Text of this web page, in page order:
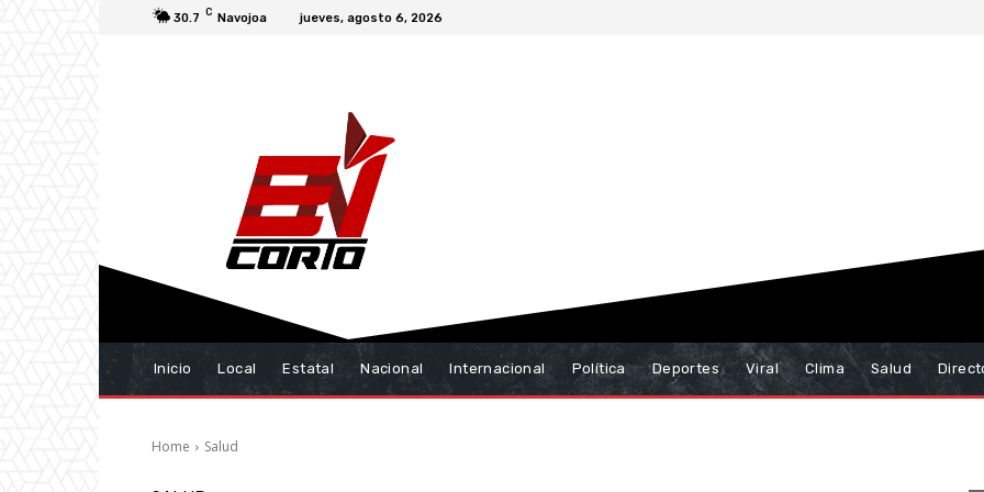
30.7 C Navojoa jueves, agosto 6, 2026
Inicio Local Estatal Nacional Internacional Política Deportes Viral Clima Salud
Home Salud